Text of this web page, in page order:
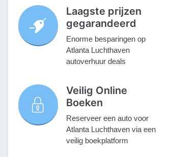
Laagste prijzen
gegarandeerd
Enorme besparingen op
Atlanta Luchthaven
autoverhuur deals
Veilig Online
Boeken
Reserveer een auto voor
Atlanta Luchthaven via een
veilig boekplatform